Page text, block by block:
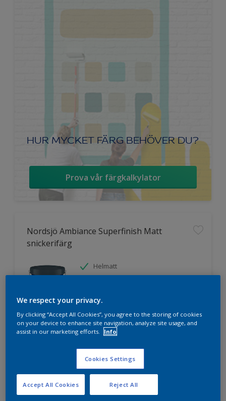
HUR MYCKET FÄRG BEHÖVER DU?
Prova vår färgkalkylator
Nordsjö Ambiance Superfinish Matt
snickerifärg
Helmatt
Nordsjö Ambiance Endless Sky takfärg
We respect your privacy.
By clicking “Accept All Cookies”, you agree to the storing of cookies
on your device to enhance site navigation, analyze site usage, and
assist in our marketing efforts.
Info
Cookies Settings
Reject All
Accept All Cookies